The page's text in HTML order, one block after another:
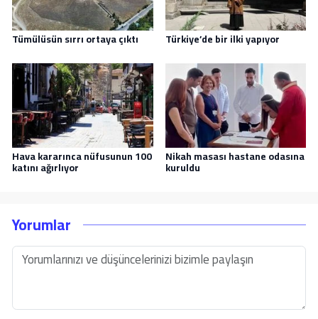
Tümülüsün sırrı ortaya çıktı Türkiye’de bir ilki yapıyor
Hava kararınca nüfusunun 100
katını ağırlıyor
Nikah masası hastane odasına
kuruldu
Yorumlar